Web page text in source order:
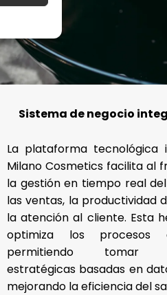
Sistema de negocio
La plataforma tecnológica
Milano Cosmetics facilita al
la gestión en tiempo real
las ventas, la productividad
la atención al cliente. Esta
optimiza los procesos
permitiendo tomar
estratégicas basadas en
mejorando la eficiencia del